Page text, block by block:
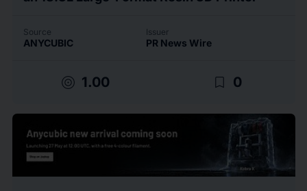
Source
ANYCUBIC
Issuer
PR News Wire
target 1.00 bookmark_border 0